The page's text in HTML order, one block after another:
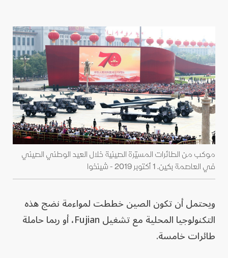
موكب من الطائرات المسيّرة الصينية خلال العيد الوطني الصيني
في العاصمة بكين. 1 أكتوبر 2019 - شينخوا
ويحتمل أن تكون الصين خططت لمواءمة نضج هذه
التكنولوجيا المحلية مع تشغيل Fujian، أو ربما حاملة
طائرات خامسة.